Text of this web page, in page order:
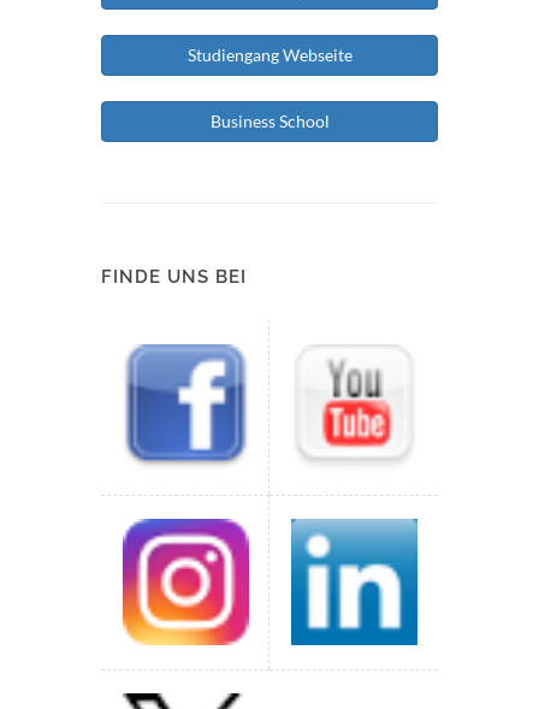
Studiengang Webseite
Business School
FINDE UNS BEI